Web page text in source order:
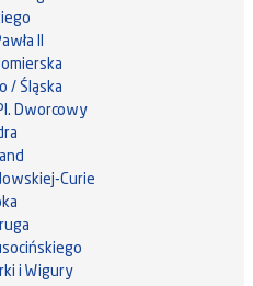
II
/ Śląska
Dworcowy
Curie
i Wigury